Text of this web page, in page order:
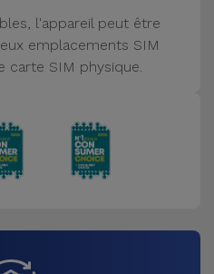
l'appareil peut être
emplacements SIM
carte SIM physique.